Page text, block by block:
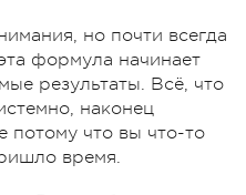
но почти всегда
формула начинает
результаты. Всё, что
наконец
потому что вы что-то
время.